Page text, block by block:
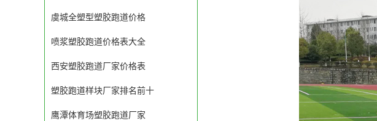
虞城全塑型塑胶跑道价格
喷浆塑胶跑道价格表大全
西安塑胶跑道厂家价格表
塑胶跑道样块厂家排名前十
鹰潭体育场塑胶跑道厂家